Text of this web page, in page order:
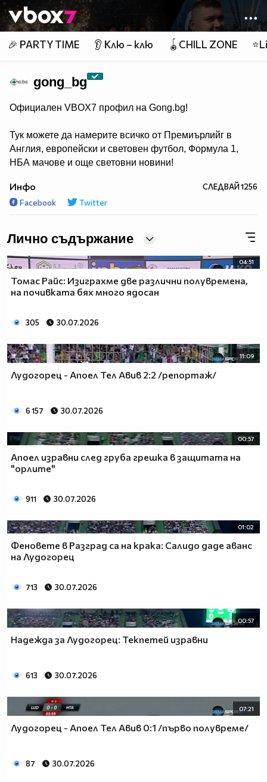
Member of
👾
🎉 PARTY TIME 👂 Клю – клю 🪀CHILL ZONE
gong_bg
Официален VBOX7 профил на Gong.bg!
Тук можете да намерите всичко от Премиърлийг в
Англия, европейски и световен футбол, Формула 1,
НБА мачове и още световни новини!
Инфо СЛЕДВАЙ1256
Facebook Twitter
Лично съдържание
04:51
Томас Райс: Изиграхме две различни полувремена,
на почивката бях много ядосан
305 30.07.2026
11:09
Лудогорец - Апоел Тел Авив 2:2 /репортаж/
6 157 30.07.2026
00:57
Апоел изравни след груба грешка в защитата на
"орлите"
911 30.07.2026
01:02
Феновете в Разград са на крака: Салидо даде аванс
на Лудогорец
713 30.07.2026
00:57
Надежда за Лудогорец: Текпетей изравни
613 30.07.2026
07:21
Лудогорец - Апоел Тел Авив 0:1 /първо полувреме/
87 30.07.2026